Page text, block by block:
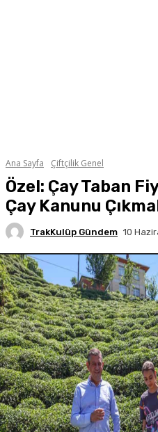
Ana Sayfa Çiftçilik Genel
Özel: Çay Taban
Çay Kanunu
TrakKulüp Gündem 10